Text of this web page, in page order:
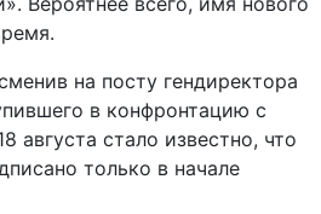
на посту гендиректора
в конфронтацию с
стало известно, что
только в начале